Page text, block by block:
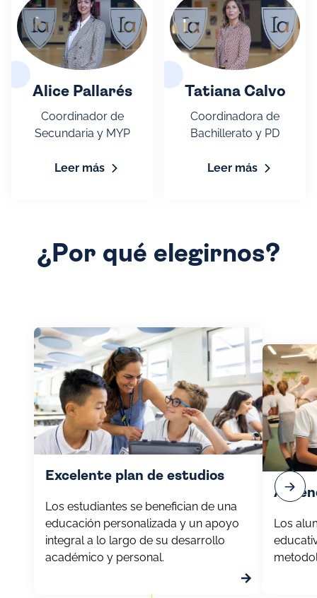
Alice Pallarés
Coordinador de
Secundaria y MYP
Leer más
Tatiana Calvo
Coordinadora de
Bachillerato y PD
Leer más
¿Por qué elegirnos?
Excelente plan de estudios
Los estudiantes se benefician de una
educación personalizada y un apoyo
integral a lo largo de su desarrollo
académico y personal.
Los